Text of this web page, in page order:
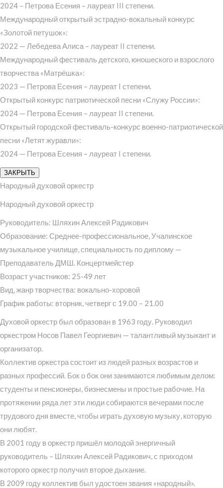
2024 – Петрова Есения – лауреат III степени.
Международный открытый эстрадно-вокальный конкурс
«Золотой петушок»:
2022 — Лебедева Алиса – лауреат II степени.
Международный фестиваль детского, юношеского и взрослого
творчества «Матрёшка»:
2023 — Петрова Есения – лауреат I степени.
Открытый конкурс патриотической песни «Служу России»:
2024 — Петрова Есения – лауреат II степени.
Открытый городской фестиваль-конкурс военно-патриотической
песни «Летят журавли»:
2024 — Петрова Есения – лауреат I степени.
ЗАКРЫТЬ
Народный духовой оркестр
Народный духовой оркестр
Руководитель: Шляхин Алексей Радикович
Образование: Среднее-профессиональное, Учалинское
музыкальное училище, специальность по диплому —
Преподаватель ДМШ. Концертмейстер
Возраст участников: 25-49 лет
Вид, жанр творчества: вокально-хоровой
График работы: вторник, четверг с 19.00 – 21.00
Духовой оркестр был образован в 1963 году. Руководил
оркестром Носов Павел Георгиевич — талантливый музыкант и
организатор.
Коллектив оркестра состоит из людей разных возрастов и
разных профессий. Бок о бок они занимаются любимым делом:
студенты и пенсионеры, бизнесмены и простые рабочие. На
протяжении ряда лет эти люди собираются вечерами после
трудового дня вместе, чтобы играть духовую музыку, которую
они любят.
В 2001 году в оркестр пришёл молодой энергичный
руководитель – Шляхин Алексей Радикович, с приходом
которого оркестр получил второе дыхание.
В 2009 году коллектив был удостоен звания «народный».